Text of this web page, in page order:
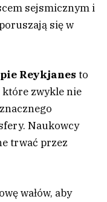
sejsmicznym i
się w
Reykjanes to
które zwykle nie
Naukowcy
trwać przez
wałów, aby